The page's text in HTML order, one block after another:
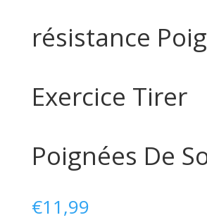
résistance
Exercice Tirer
Poignées De
€11,99